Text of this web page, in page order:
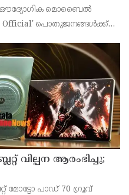
ഔദ്യോഗിക മൊബൈൽ
Official' പൊതുജനങ്ങൾക്ക്
വില്പന ആരംഭിച്ചു;
മോട്ടോ പാഡ് 70 ഗ്രൂവ്